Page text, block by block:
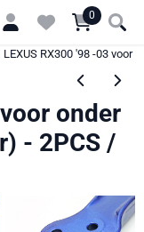
0
LEXUS RX300 '98 -03 voor
onder
- 2PCS /